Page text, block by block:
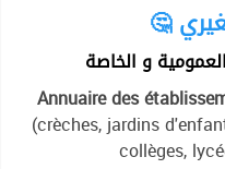
و الخاصة
Annuaire des
(crèches, jardins
collèges,